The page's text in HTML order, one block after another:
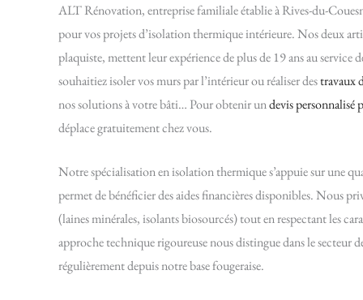
ALT Rénovation, entreprise familiale établie à Rives-du-
pour vos projets d’isolation thermique intérieure. Nos deux
plaquiste, mettent leur expérience de plus de 19 ans au
souhaitiez isoler vos murs par l’intérieur ou réaliser destravaux
nos solutions à votre bâti… Pour obtenir undevis personnalisé
déplace gratuitement chez vous.
Notre spécialisation en isolation thermique s’appuie sur une
permet de bénéficier des aides financières disponibles. Nous
(laines minérales, isolants biosourcés) tout en respectant les
approche technique rigoureuse nous distingue dans le secteur
régulièrement depuis notre base fougeraise.